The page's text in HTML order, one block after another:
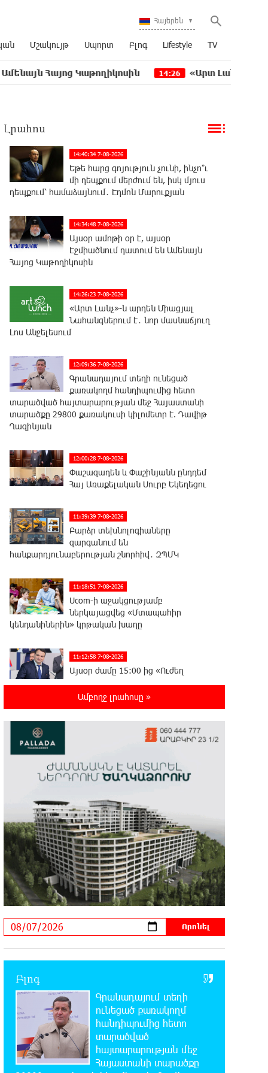
Հայերեն
Մշակույթ Սպորտ Բլոգ Lifestyle TV
Կաթողիկոսին 14:26 «Արտ Լանչ»-ն արդեն
Լրահոս
14:40:34 7-08-2026
Եթե հարց գոյություն չունի, ինչո՞ւ
մի դեպքում մերժում են, իսկ մյուս
դեպքում՝ համաձայնում․ Էդմոն Մարուքյան
14:34:48 7-08-2026
Այսօր ամոթի օր է, այսօր
Էջմիածնում դատում են Ամենայն
Հայոց Կաթողիկոսին
14:26:23 7-08-2026
«Արտ Լանչ»-ն արդեն Միացյալ
Նահանգներում է․ նոր մասնաճյուղ
Լոս Անջելեսում
12:09:36 7-08-2026
Գրանադայում տեղի ունեցած
քառակողմ հանդիպումից հետո
տարածված հայտարարության մեջ Հայաստանի
տարածքը 29800 քառակուսի կիլոմետր է. Դավիթ
Ղազինյան
12:00:28 7-08-2026
Փաշազադեն և Փաշինյանն ընդդեմ
Հայ Առաքելական Սուրբ Եկեղեցու
11:39:39 7-08-2026
Բարձր տեխնոլոգիաները
զարգանում են
հանքարդյունաբերության շնորհիվ․ ԶՊՄԿ
11:18:51 7-08-2026
Ucom-ի աջակցությամբ
ներկայացվեց «Մտապահիր
կենդանիներին» կրթական խաղը
11:12:58 7-08-2026
Այսօր ժամը 15:00 ից «Ուժեղ
կլքեն ԱԺ-ն և կշարժվեն դեպի Էջմիածին. Նարեկ
Էջմիածնում դատում են Ամենայն
Հայոց Կաթողիկոսին․ Մարիաննա Ղահրամանյան
10:44:42 7-08-2026
«ՀայաՔվեն» կանգնած է Հայ
առաքելական եկեղեցու
պաշտպանության առաջնագծում
10:40:33 7-08-2026
«ՀայաՔվե»-ն խստորեն
դատապարտում է Գարեգին Բ-ի և
եպիսկոպոսների նկատմամբ քրեական
հետապնդումը
9:30:39 7-08-2026
Այսօր «Համահայկական ճակատ»
Զինված ուժերի պահեստազորի փոխգնդապետ,
հետախուզական զորքերի սպա Արսեն
Վարդանյանի ծննդյան տարեդարձն է
0:50:31 7-08-2026
Օգոստոսի 7-ին, 10-ին, 11-ին, 12-ին
Ամբողջ լրահոսը »
Բլոգ
Գրանադայում տեղի
ունեցած քառակողմ
հանդիպումից հետո
տարածված
հայտարարության մեջ
Հայաստանի տարածքը